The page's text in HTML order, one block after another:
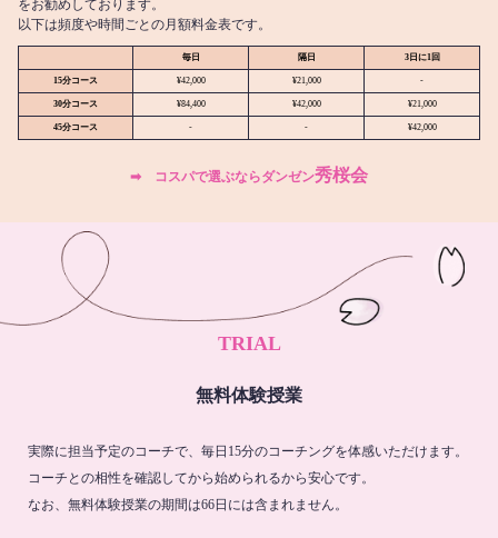
をお勧めしております。
以下は頻度や時間ごとの月額料金表です。
毎日 隔日 3日に1回
15分コース ¥42,000 ¥21,000 -
30分コース ¥84,400 ¥42,000 ¥21,000
45分コース - - ¥42,000
➡︎ コスパで選ぶならダンゼン秀桜会
TRIAL
無料体験授業
実際に担当予定のコーチで、毎日15分のコーチングを体感いただけます。
コーチとの相性を確認してから始められるから安心です。
なお、無料体験授業の期間は66日には含まれません。